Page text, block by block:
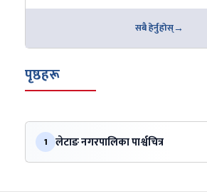
सबै हेर्नुहोस्
पृष्ठहरू
1 लेटाङ नगरपालिका पार्श्वचित्र